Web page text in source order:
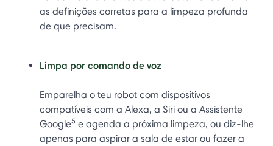
as definições corretas para a limpeza profunda
de que precisam.
Limpa por comando de voz
Emparelha o teu robot com dispositivos
compatíveis com a Alexa, a Siri ou a Assistente
Google5 e agenda a próxima limpeza, ou diz-lhe
apenas para aspirar a sala de estar ou fazer a